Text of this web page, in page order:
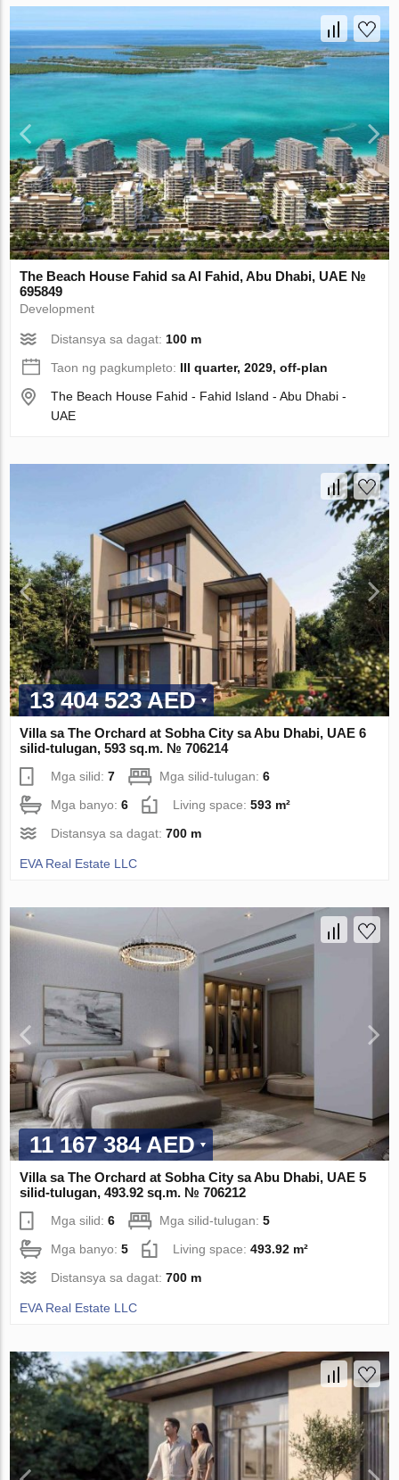
The Beach House Fahid sa Al Fahid, Abu Dhabi, UAE №
695849
Development
Distansya sa dagat: 100 m
Taon ng pagkumpleto: III quarter, 2029, off-plan
The Beach House Fahid - Fahid Island - Abu Dhabi -
UAE
13 404 523 AED
Villa sa The Orchard at Sobha City sa Abu Dhabi, UAE 6
silid-tulugan, 593 sq.m. № 706214
Mga silid:7 Mga silid-tulugan:6
Mga banyo:6 Living space:593 m²
Distansya sa dagat:700 m
EVA Real Estate LLC
11 167 384 AED
Villa sa The Orchard at Sobha City sa Abu Dhabi, UAE 5
silid-tulugan, 493.92 sq.m. № 706212
Mga silid:6 Mga silid-tulugan:5
Mga banyo:5 Living space:493.92 m²
Distansya sa dagat:700 m
EVA Real Estate LLC